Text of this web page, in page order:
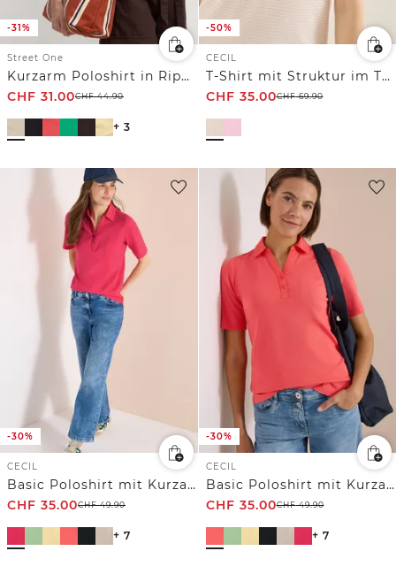
-31%
Street One
Kurzarm Poloshirt in Rippstruktur
CHF 31.00CHF44.90
+ 3
-50%
CECIL
T-Shirt mit Struktur im Two-Tone-Look
CHF 35.00CHF69.90
-30%
CECIL
Basic Poloshirt mit Kurzarm
CHF 35.00CHF49.90
+ 7
-30%
CECIL
Basic Poloshirt mit Kurzarm
CHF 35.00CHF49.90
+ 7